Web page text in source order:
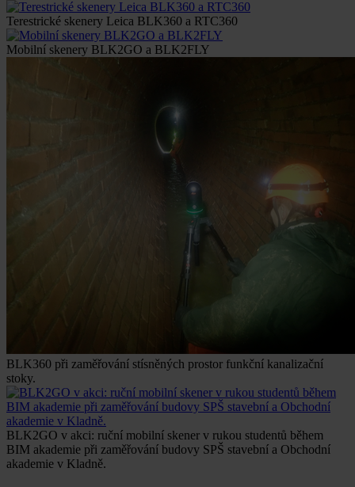
Terestrické skenery Leica BLK360 a RTC360
Mobilní skenery BLK2GO a BLK2FLY
BLK360 při zaměřování stísněných prostor funkční kanalizační
stoky.
BLK2GO v akci: ruční mobilní skener v rukou studentů během
BIM akademie při zaměřování budovy SPŠ stavební a Obchodní
akademie v Kladně.